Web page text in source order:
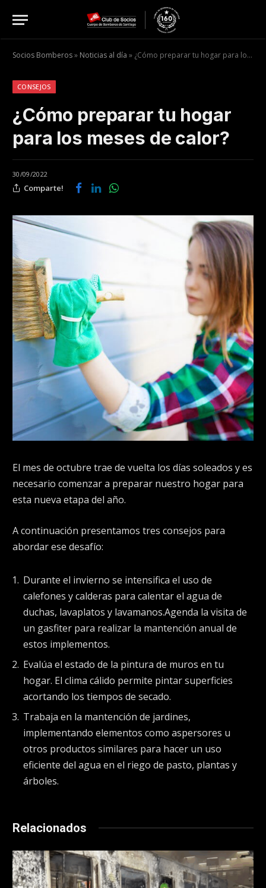
Socios Bomberos» Noticias al día » ¿Cómo preparar tu hogar para los meses de calor?
CONSEJOS
¿Cómo preparar tu hogar
para los meses de calor?
30/09/2022
Comparte!
El mes de octubre trae de vuelta los días soleados y es
necesario comenzar a preparar nuestro hogar para
esta nueva etapa del año.
A continuación presentamos tres consejos para
abordar ese desafío:
Durante el invierno se intensifica el uso de
calefones y calderas para calentar el agua de
duchas, lavaplatos y lavamanos.Agenda la visita de
un gasfiter para realizar la mantención anual de
estos implementos.
Evalúa el estado de la pintura de muros en tu
hogar. El clima cálido permite pintar superficies
acortando los tiempos de secado.
Trabaja en la mantención de jardines,
implementando elementos como aspersores u
otros productos similares para hacer un uso
eficiente del agua en el riego de pasto, plantas y
árboles.
Relacionados